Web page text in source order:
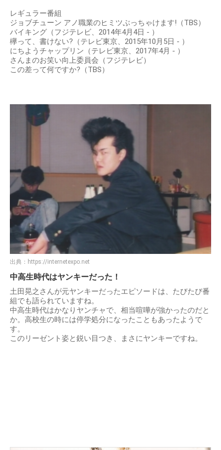
レギュラー番組
ジョブチューン アノ職業のヒミツぶっちゃけます!（TBS）
バイキング（フジテレビ、2014年4月4日 - ）
欅って、書けない?（テレビ東京、2015年10月5日 - ）
にちようチャップリン（テレビ東京、2017年4月 - ）
さんまのお笑い向上委員会（フジテレビ）
この差って何ですか?（TBS）
出典： https://internetexpo.net
中高生時代はヤンキーだった！
土田晃之さんが元ヤンキーだったエピソードは、たびたび番
組でも語られていますね。
中高生時代はかなりヤンチャで、相当喧嘩が強かったのだと
か。高校生の時には停学処分になったこともあったようで
す。
このリーゼント姿と鋭い目つき、まさにヤンキーですね。